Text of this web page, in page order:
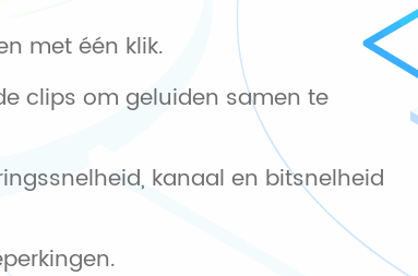
met één klik.
clips om geluiden samen te
kanaal en bitsnelheid